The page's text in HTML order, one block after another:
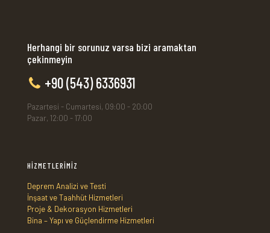
Herhangi bir sorunuz varsa bizi aramaktan
çekinmeyin
+90 (543) 6336931
Pazartesi - Cumartesi, 09:00 - 20:00
Pazar, 12:00 - 17:00
HİZMETLERİMİZ
Deprem Analizi ve Testi
İnşaat ve Taahhüt Hizmetleri
Proje & Dekorasyon Hizmetleri
Bina – Yapı ve Güçlendirme Hizmetleri